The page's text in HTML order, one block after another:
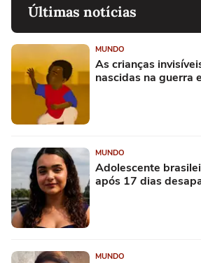
Últimas notícias
MUNDO
As crianças
nascidas na guerra
MUNDO
Adolescente
após 17 dias
MUNDO